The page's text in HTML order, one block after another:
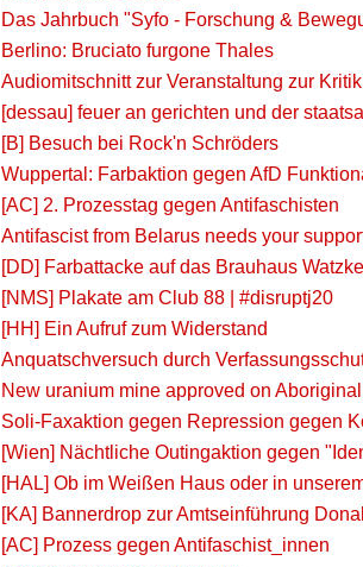
Das Jahrbuch "Syfo - Forschung &
Berlino: Bruciato furgone Thales
Audiomitschnitt zur Veranstaltung zur
[dessau] feuer an gerichten und der
[B] Besuch bei Rock'n Schröders
Wuppertal: Farbaktion gegen AfD
[AC] 2. Prozesstag gegen Antifaschisten
Antifascist from Belarus needs your
[DD] Farbattacke auf das Brauhaus
[NMS] Plakate am Club 88 | #disruptj20
[HH] Ein Aufruf zum Widerstand
Anquatschversuch durch
New uranium mine approved on
Soli-Faxaktion gegen Repression gegen
[Wien] Nächtliche Outingaktion gegen
[HAL] Ob im Weißen Haus oder in
[KA] Bannerdrop zur Amtseinführung
[AC] Prozess gegen Antifaschist_innen